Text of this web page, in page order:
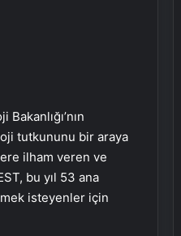
tutkununu bir araya
ilham veren ve
bu yıl 53 ana
isteyenler için